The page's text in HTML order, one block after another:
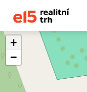
+
−